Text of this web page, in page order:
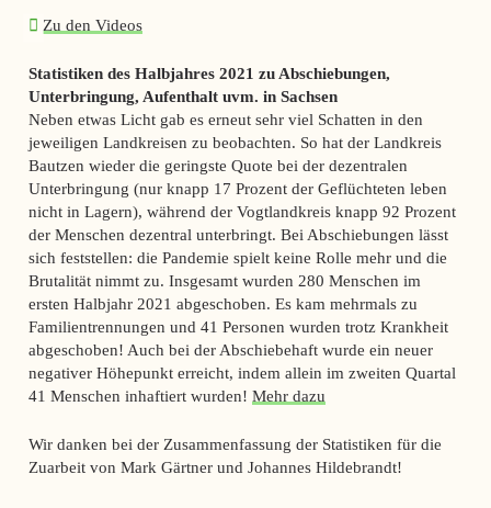
Zu den Videos
Statistiken des Halbjahres 2021 zu Abschiebungen,
Unterbringung, Aufenthalt uvm. in Sachsen
Neben etwas Licht gab es erneut sehr viel Schatten in den
jeweiligen Landkreisen zu beobachten. So hat der Landkreis
Bautzen wieder die geringste Quote bei der dezentralen
Unterbringung (nur knapp 17 Prozent der Geflüchteten leben
nicht in Lagern), während der Vogtlandkreis knapp 92 Prozent
der Menschen dezentral unterbringt. Bei Abschiebungen lässt
sich feststellen: die Pandemie spielt keine Rolle mehr und die
Brutalität nimmt zu. Insgesamt wurden 280 Menschen im
ersten Halbjahr 2021 abgeschoben. Es kam mehrmals zu
Familientrennungen und 41 Personen wurden trotz Krankheit
abgeschoben! Auch bei der Abschiebehaft wurde ein neuer
negativer Höhepunkt erreicht, indem allein im zweiten Quartal
41 Menschen inhaftiert wurden! Mehr dazu
Wir danken bei der Zusammenfassung der Statistiken für die
Zuarbeit von Mark Gärtner und Johannes Hildebrandt!